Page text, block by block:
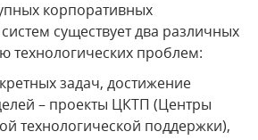
корпоративных
существует два различных
технологических проблем:
задач, достижение
– проекты ЦКТП (Центры
технологической поддержки),